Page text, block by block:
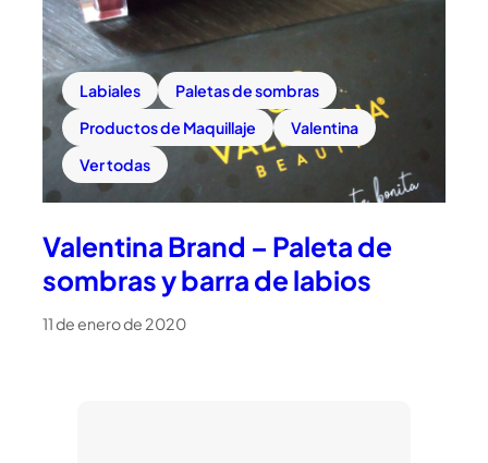
Labiales
Paletas de sombras
Productos de Maquillaje
Valentina
Ver todas
Valentina Brand – Paleta de
sombras y barra de labios
11 de enero de 2020